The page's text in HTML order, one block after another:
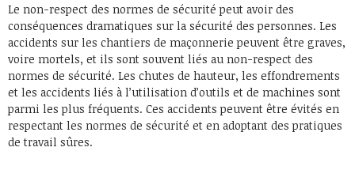
Le non-respect des normes de sécurité peut avoir des
conséquences dramatiques sur la sécurité des personnes. Les
accidents sur les chantiers de maçonnerie peuvent être graves,
voire mortels, et ils sont souvent liés au non-respect des
normes de sécurité. Les chutes de hauteur, les effondrements
et les accidents liés à l’utilisation d’outils et de machines sont
parmi les plus fréquents. Ces accidents peuvent être évités en
respectant les normes de sécurité et en adoptant des pratiques
de travail sûres.